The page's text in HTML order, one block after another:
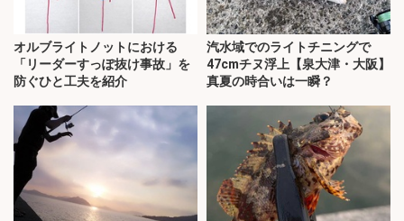
オルブライトノットにおける
「リーダーすっぽ抜け事故」を
防ぐひと工夫を紹介
汽水域でのライトチニングで
47cmチヌ浮上【泉大津・大阪】
真夏の時合いは一瞬？